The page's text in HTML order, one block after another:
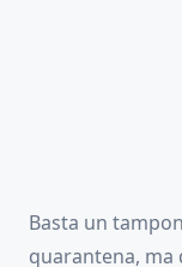
Basta un
quarantena, ma